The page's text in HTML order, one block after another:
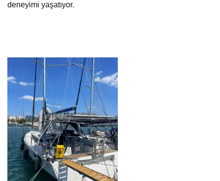
deneyimi yaşatıyor.